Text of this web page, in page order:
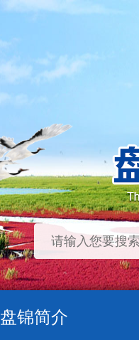
盘锦简介